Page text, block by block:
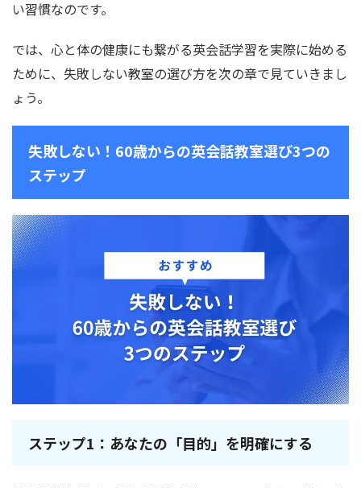
い習慣なのです。
では、心と体の健康にも繋がる英会話学習を実際に始める
ために、失敗しない教室の選び方を次の章で見ていきまし
ょう。
失敗しない！60歳からの英会話教室選び3つの
ステップ
ステップ1：あなたの「目的」を明確にする